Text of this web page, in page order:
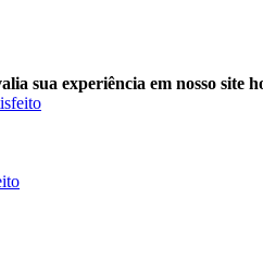
sua experiência em nosso site